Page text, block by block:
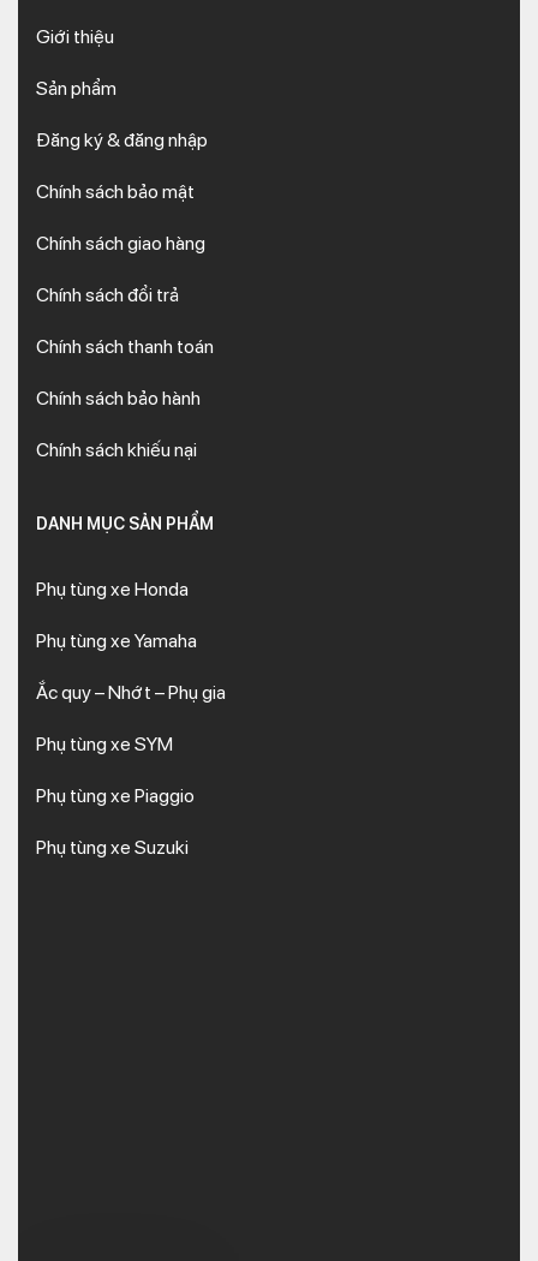
Giới thiệu
Sản phẩm
Đăng ký & đăng nhập
Chính sách bảo mật
Chính sách giao hàng
Chính sách đổi trả
Chính sách thanh toán
Chính sách bảo hành
Chính sách khiếu nại
DANH MỤC SẢN PHẨM
Phụ tùng xe Honda
Phụ tùng xe Yamaha
Ắc quy – Nhớt – Phụ gia
Phụ tùng xe SYM
Phụ tùng xe Piaggio
Phụ tùng xe Suzuki